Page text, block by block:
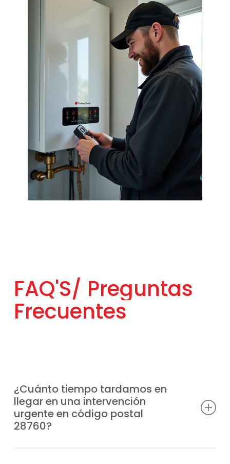
FAQ'S/ Preguntas
Frecuentes
¿Cuánto tiempo tardamos en
llegar en una intervención
urgente en código postal
28760?